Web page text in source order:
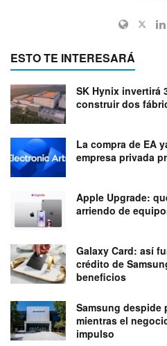
ESTO TE INTERESARÁ
SK Hynix invertirá
construir dos
La compra de EA
empresa privada
Apple Upgrade:
arriendo de
Galaxy Card: así
crédito de
beneficios
Samsung despide
mientras el
impulso